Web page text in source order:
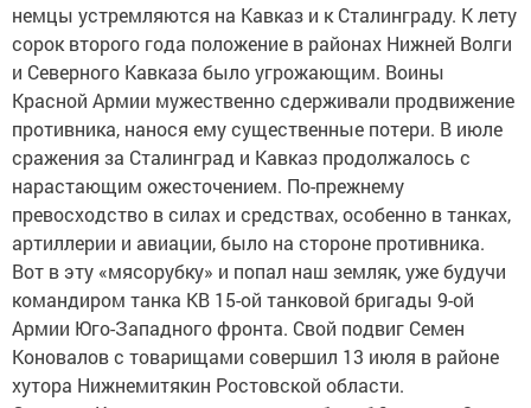
немцы устремляются на Кавказ и к Сталинграду. К лету
сорок второго года положение в районах Нижней Волги
и Северного Кавказа было угрожающим. Воины
Красной Армии мужественно сдерживали продвижение
противника, нанося ему существенные потери. В июле
сражения за Сталинград и Кавказ продолжалось с
нарастающим ожесточением. По-прежнему
превосходство в силах и средствах, особенно в танках,
артиллерии и авиации, было на стороне противника.
Вот в эту «мясорубку» и попал наш земляк, уже будучи
командиром танка КВ 15-ой танковой бригады 9-ой
Армии Юго-Западного фронта. Свой подвиг Семен
Коновалов с товарищами совершил 13 июля в районе
хутора Нижнемитякин Ростовской области.